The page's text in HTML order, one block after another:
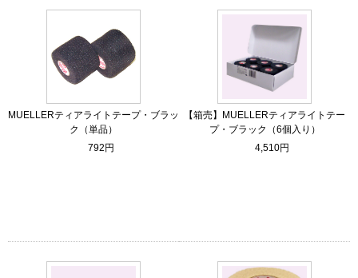
MUELLERティアライトテープ・ブラッ
ク（単品）
792円
【箱売】MUELLERティアライトテー
プ・ブラック（6個入り）
4,510円